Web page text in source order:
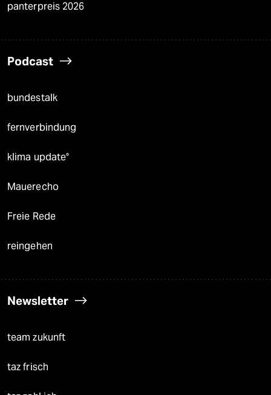
panterpreis 2026
Podcast
bundestalk
fernverbindung
klima update°
Mauerecho
Freie Rede
reingehen
Newsletter
team zukunft
taz frisch